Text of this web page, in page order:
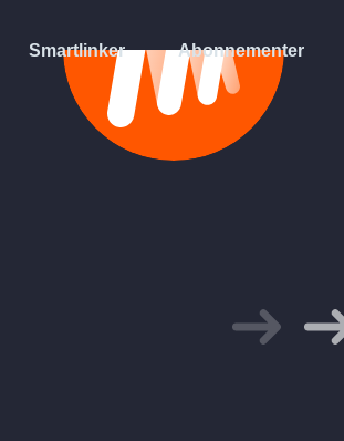
Smartlinker Abonnementer